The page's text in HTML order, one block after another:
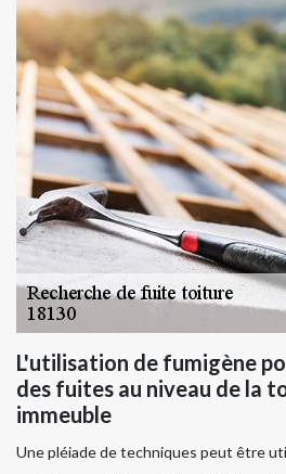
L'utilisation de fumigène
des fuites au niveau de la
immeuble
Une pléiade de techniques peut être